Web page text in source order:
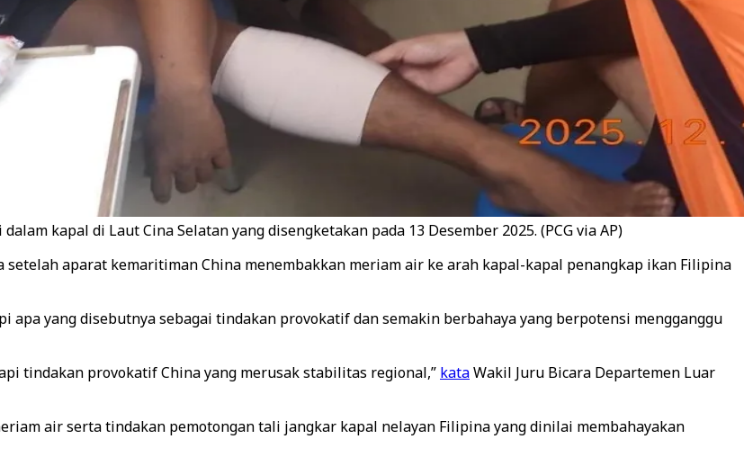
kapal di Laut Cina Selatan yang disengketakan pada 13 Desember 2025. (PCG via AP)
aparat kemaritiman China menembakkan meriam air ke arah kapal-kapal penangkap ikan Filipina
yang disebutnya sebagai tindakan provokatif dan semakin berbahaya yang berpotensi mengganggu
tindakan provokatif China yang merusak stabilitas regional,” kataWakil Juru Bicara Departemen Luar
air serta tindakan pemotongan tali jangkar kapal nelayan Filipina yang dinilai membahayakan